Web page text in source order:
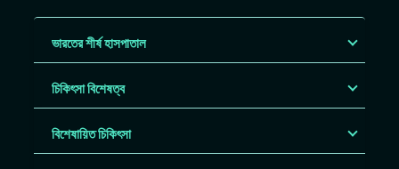
ভারতের শীর্ষ হাসপাতাল
চিকিৎসা বিশেষত্ব
বিশেষায়িত চিকিৎসা